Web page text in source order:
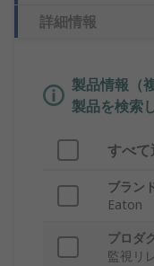
詳細情報
製品情報（
製品を検索
すべ
ブラン
Eaton
プロダ
監視リ